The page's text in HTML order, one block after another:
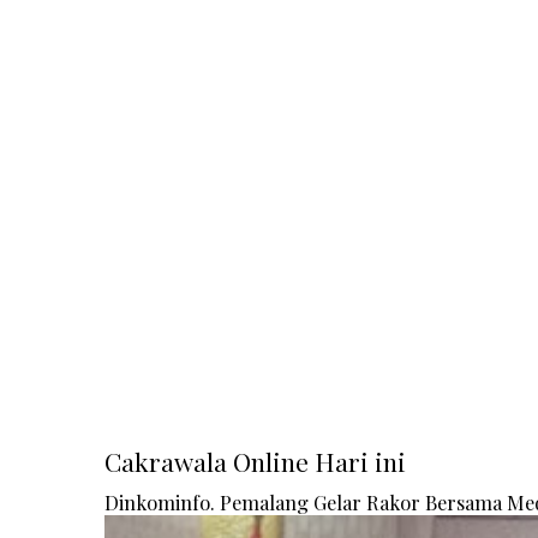
Cakrawala Online Hari ini
Dinkominfo. Pemalang Gelar Rakor Bersama